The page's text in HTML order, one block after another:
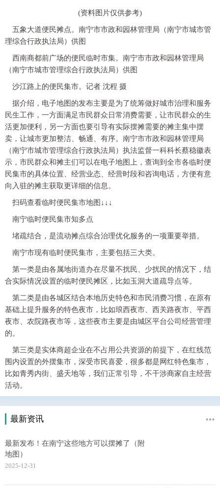
(资料图片仅供参考)
五象大道便民摊点。南宁市市政和园林管理局（南宁市城市管
理综合行政执法局）供图
西南商都前广场的便民临时市集。南宁市市政和园林管理局
（南宁市城市管理综合行政执法局）供图
沙江路上的便民集市。记者 沈程 摄
据介绍，电子地图的发布主要是为了统筹做好城市治理和服务
民生工作，一方面满足市民群众日常消费需要，让市民群众的生
活更加便利，另一方面也要引导有实际摆摊需要的摊主集中摆
卖，让城市更加整洁、畅通、有序。南宁市市政和园林管理局
（南宁市城市管理综合行政执法局）执法监督一科科长蔡稳徽表
示，市民群众和摊主们可以在电子地图上，查询到全市各临时便
民集市的具体位置、经营业态、经营时段和咨询电话，方便有意
向入驻的摊主获取更详细的信息。
扫码查看临时便民集市地图↓↓↓
南宁临时便民集市知多点
堵疏结合，是流动摊点综合治理优化服务的一项重要举措。
南宁市现有临时便民集市，主要包括三大类。
第一类是由各属地街道办在尽量不扰民、少扰民的情况下，结
合实际情况设置的临时便民摊区，比如玉洞大道疏导点等。
第二类是由各城区结合本地历史特色和市民消费习惯，在原有
基础上提升服务的特色夜市，比如琅西夜市、西关路夜市、平西
夜市、农院路夜市等，这些夜市主要是由城区平台公司经营管理
的。
第三类是实体商超企业在不占用公共资源的前提下，在红线范
围内设置的外摆集市，深受市民喜爱，很多都是网红特色集市，
比如青秀内街、盛天地等，我们正常引导，不干涉商家自主经营
活动。
最新资讯
最新发布！在南宁这些地方可以摆摊了（附
地图）
2025-12-31